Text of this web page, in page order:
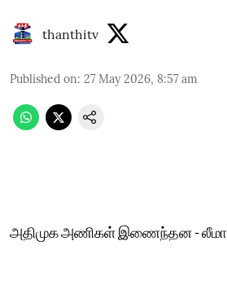
thanthitv
Published on: 27 May 2026, 8:57 am
அதிமுக அணிகள் இணைந்தன - லீமா